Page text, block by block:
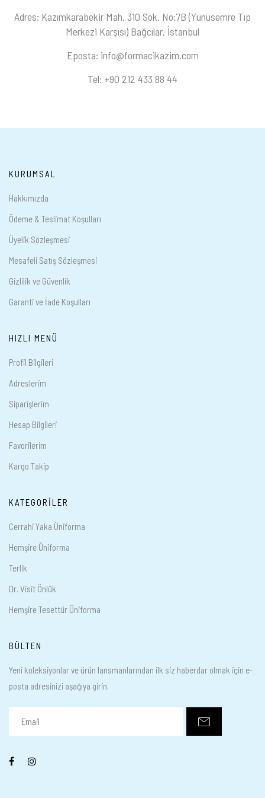
Adres: Kazımkarabekir Mah. 310 Sok. No:7B (Yunusemre Tıp
Merkezi Karşısı) Bağcılar, İstanbul
Eposta: info@formacikazim.com
Tel: +90 212 433 88 44
KURUMSAL
Hakkımızda
Ödeme & Teslimat Koşulları
Üyelik Sözleşmesi
Mesafeli Satış Sözleşmesi
Gizlilik ve Güvenlik
Garanti ve İade Koşulları
HIZLI MENÜ
Profil Bilgileri
Adreslerim
Siparişlerim
Hesap Bilgileri
Favorilerim
Kargo Takip
KATEGORILER
Cerrahi Yaka Üniforma
Hemşire Üniforma
Terlik
Dr. Visit Önlük
Hemşire Tesettür Üniforma
BÜLTEN
Yeni koleksiyonlar ve ürün lansmanlarından ilk siz haberdar olmak için e-
posta adresinizi aşağıya girin.